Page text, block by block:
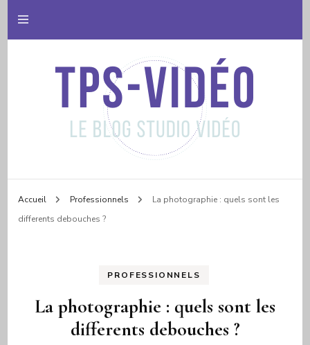
Tps video
Accueil Professionnels
La photographie : quels sont les
differents debouches ?
PROFESSIONNELS
La photographie : quels sont les
differents debouches ?